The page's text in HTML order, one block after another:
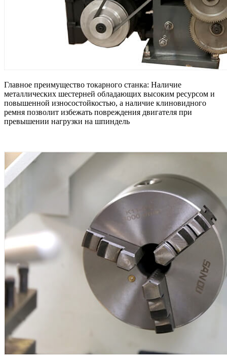
Главное преимущество токарного станка: Наличие
металлических шестерней обладающих высоким ресурсом и
повышенной износостойкостью, а наличие клиновидного
ремня позволит избежать повреждения двигателя при
превышении нагрузки на шпиндель